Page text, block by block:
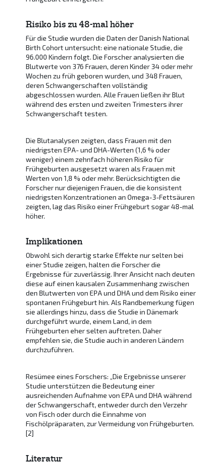
Risiko bis zu 48-mal höher
Für die Studie wurden die Daten der Danish National
Birth Cohort untersucht: eine nationale Studie, die
96.000 Kindern folgt. Die Forscher analysierten die
Blutwerte von 376 Frauen, deren Kinder 34 oder mehr
Wochen zu früh geboren wurden, und 348 Frauen,
deren Schwangerschaften vollständig
abgeschlossen wurden. Alle Frauen ließen ihr Blut
während des ersten und zweiten Trimesters ihrer
Schwangerschaft testen.
Die Blutanalysen zeigten, dass Frauen mit den
niedrigsten EPA- und DHA-Werten (1,6 % oder
weniger) einem zehnfach höheren Risiko für
Frühgeburten ausgesetzt waren als Frauen mit
Werten von 1,8 % oder mehr. Berücksichtigten die
Forscher nur diejenigen Frauen, die die konsistent
niedrigsten Konzentrationen an Omega-3-Fettsäuren
zeigten, lag das Risiko einer Frühgeburt sogar 48-mal
höher.
Implikationen
Obwohl sich derartig starke Effekte nur selten bei
einer Studie zeigen, halten die Forscher die
Ergebnisse für zuverlässig. Ihrer Ansicht nach deuten
diese auf einen kausalen Zusammenhang zwischen
den Blutwerten von EPA und DHA und dem Risiko einer
spontanen Frühgeburt hin. Als Randbemerkung fügen
sie allerdings hinzu, dass die Studie in Dänemark
durchgeführt wurde, einem Land, in dem
Frühgeburten eher selten auftreten. Daher
empfehlen sie, die Studie auch in anderen Ländern
durchzuführen.
Resümee eines Forschers: „Die Ergebnisse unserer
Studie unterstützen die Bedeutung einer
ausreichenden Aufnahme von EPA und DHA während
der Schwangerschaft, entweder durch den Verzehr
von Fisch oder durch die Einnahme von
Fischölpräparaten, zur Vermeidung von Frühgeburten.
[2]
Literatur